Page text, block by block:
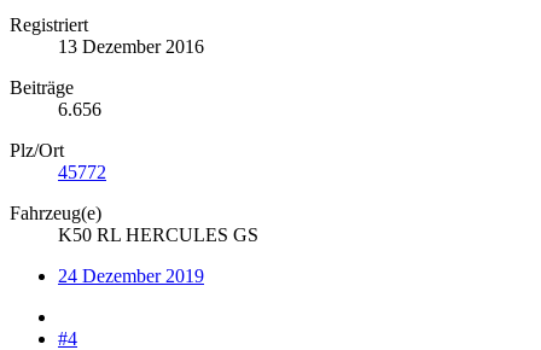
Registriert
13 Dezember 2016
Beiträge
6.656
Plz/Ort
45772
Fahrzeug(e)
K50 RL HERCULES GS
24 Dezember 2019
#4